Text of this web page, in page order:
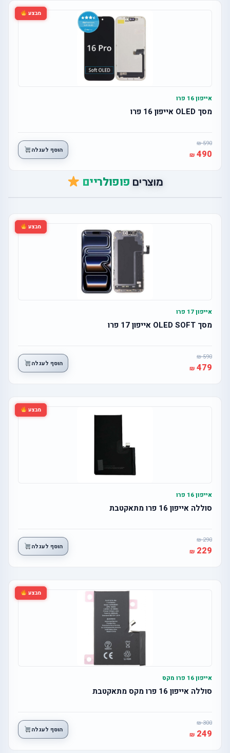
מבצע
אייפון 16 פרו
מסך OLED אייפון 16 פרו
590
490 הוסף לעגלה
מוצרים פופולריים
מבצע
אייפון 17 פרו
מסך OLED SOFT אייפון 17 פרו
590
479 הוסף לעגלה
מבצע
אייפון 16 פרו
סוללה אייפון 16 פרו מתאקטבת
290
229 הוסף לעגלה
מבצע
אייפון 16 פרו מקס
סוללה אייפון 16 פרו מקס מתאקטבת
300
249 הוסף לעגלה